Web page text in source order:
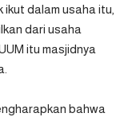
dalam usaha itu,
dari usaha
itu masjidnya
bahwa